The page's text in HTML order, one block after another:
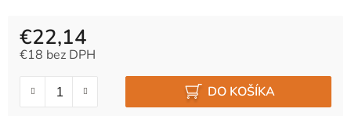
€22,14
€18 bez DPH
DO KOŠÍKA